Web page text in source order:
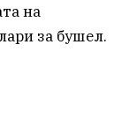
на
за бушел.